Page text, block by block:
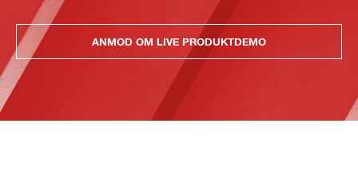
ANMOD OM LIVE PRODUKTDEMO